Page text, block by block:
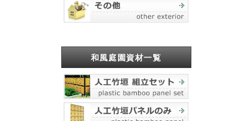
和風庭園資材一覧